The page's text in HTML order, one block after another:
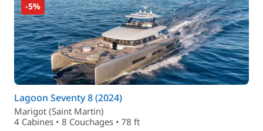
-5%
Lagoon Seventy 8 (2024)
Marigot (Saint Martin)
4 Cabines • 8 Couchages • 78 ft